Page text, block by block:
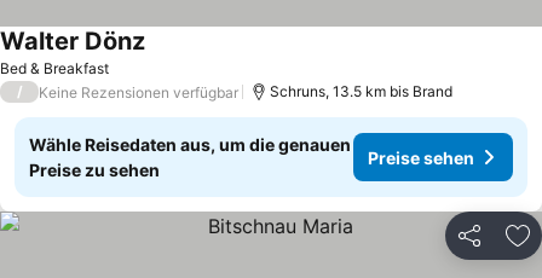
Bed & Breakfast
Walter Dönz
/ Keine Rezensionen verfügbar Schruns, 13.5 km bis Brand
Wähle Reisedaten aus, um die genauen
Preise zu sehen
Preise sehen
Teilen